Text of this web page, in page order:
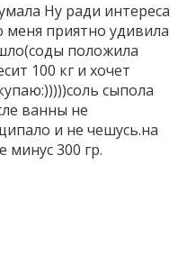
Ну ради интереса
меня приятно удивила
положила
100 кг и хочет
сыпола
ванны не
и не чешусь.на
минус 300 гр.